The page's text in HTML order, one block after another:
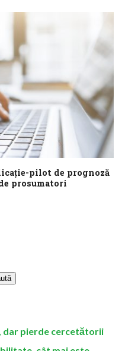
pilot de prognoză
prosumatori
dar pierde cercetătorii